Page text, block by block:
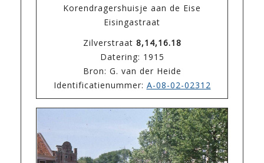
Korendragershuisje aan de Eise
Eisingastraat
Zilverstraat 8,14,16.18
Datering: 1915
Bron: G. van der Heide
Identificatienummer: A-08-02-02312